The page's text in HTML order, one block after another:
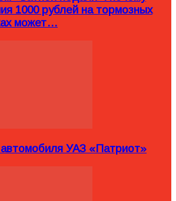
1000 рублей на тормозных
может…
УАЗ «Патриот»